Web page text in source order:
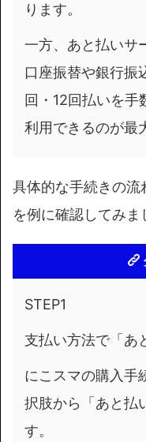
ります。
一方、あと払いサ
口座振替や銀行振
回・12回払いを
利用できるのが最
具体的な手続きの流
を例に確認してみま
STEP1
支払い方法で「あ
にこスマの購入手
択肢から「あと払
す。